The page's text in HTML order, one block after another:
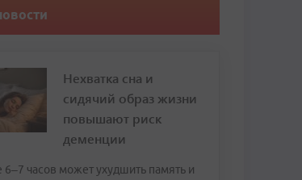
Нехватка сна и
сидячий образ жизни
повышают риск
деменции
часов может ухудшить память и